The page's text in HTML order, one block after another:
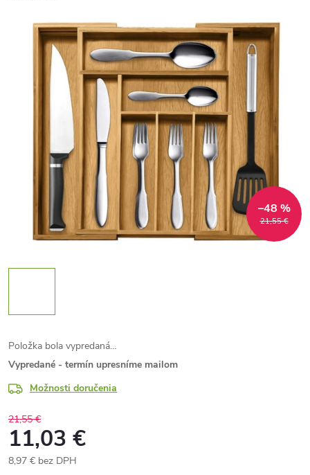
21,55 €
–48 %
Položka bola vypredaná…
Vypredané - termín upresníme mailom
Možnosti doručenia
21,55 €
11,03 €
8,97 € bez DPH